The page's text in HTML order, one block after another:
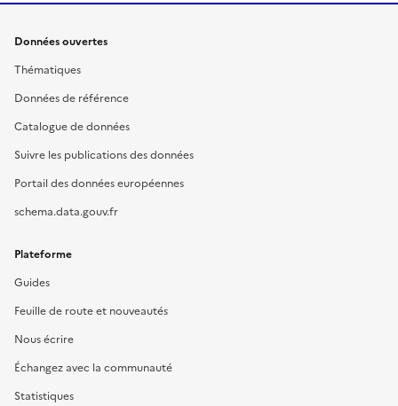
Données ouvertes
Thématiques
Données de référence
Catalogue de données
Suivre les publications des données
Portail des données européennes
schema.data.gouv.fr
Plateforme
Guides
Feuille de route et nouveautés
Nous écrire
Échangez avec la communauté
Statistiques